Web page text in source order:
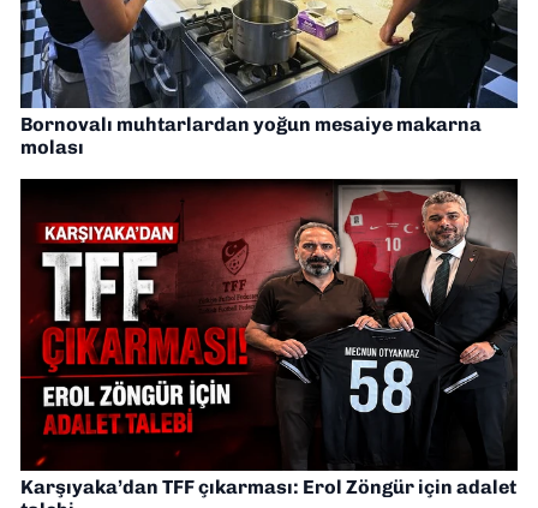
Bornovalı muhtarlardan yoğun mesaiye makarna
molası
Karşıyaka’dan TFF çıkarması: Erol Zöngür için adalet